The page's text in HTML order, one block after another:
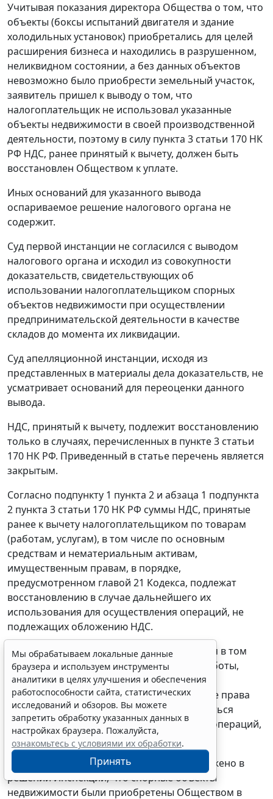
Учитывая показания директора Общества о том, что
объекты (боксы испытаний двигателя и здание
холодильных установок) приобретались для целей
расширения бизнеса и находились в разрушенном,
неликвидном состоянии, а без данных объектов
невозможно было приобрести земельный участок,
заявитель пришел к выводу о том, что
налогоплательщик не использовал указанные
объекты недвижимости в своей производственной
деятельности, поэтому в силу пункта 3 статьи 170 НК
РФ НДС, ранее принятый к вычету, должен быть
восстановлен Обществом к уплате.
Иных оснований для указанного вывода
оспариваемое решение налогового органа не
содержит.
Суд первой инстанции не согласился с выводом
налогового органа и исходил из совокупности
доказательств, свидетельствующих об
использовании налогоплательщиком спорных
объектов недвижимости при осуществлении
предпринимательской деятельности в качестве
складов до момента их ликвидации.
Суд апелляционной инстанции, исходя из
представленных в материалы дела доказательств, не
усматривает оснований для переоценки данного
вывода.
НДС, принятый к вычету, подлежит восстановлению
только в случаях, перечисленных в пункте 3 статьи
170 НК РФ. Приведенный в статье перечень является
закрытым.
Согласно подпункту 1 пункта 2 и абзаца 1 подпункта
2 пункта 3 статьи 170 НК РФ суммы НДС, принятые
ранее к вычету налогоплательщиком по товарам
(работам, услугам), в том числе по основным
средствам и нематериальным активам,
имущественным правам, в порядке,
предусмотренном главой 21 Кодекса, подлежат
восстановлению в случае дальнейшего их
использования для осуществления операций, не
подлежащих обложению НДС.
Восстановление сумм налога производится в том
налоговом периоде, в котором товары (работы,
услуги), в том числе основные средства и
нематериальные активы, и имущественные права
были переданы или начинают использоваться
налогоплательщиком для осуществления операций,
указанных впункте 2 статьи 170НК РФ.
Из материалов дела усматривается и отражено в
решении Инспекции, что спорные объекты
недвижимости были приобретены Обществом в
Мы обрабатываем локальные данные
браузера и используем инструменты
аналитики в целях улучшения и обеспечения
работоспособности сайта, статистических
исследований и обзоров. Вы можете
запретить обработку указанных данных в
настройках браузера. Пожалуйста,
ознакомьтесь с условиями их обработки.
Принять